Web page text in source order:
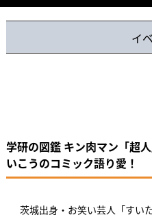
イ
学研の図鑑 キン肉マン「超
いこうのコミック語り愛！
茨城出身・お笑い芸人「すい